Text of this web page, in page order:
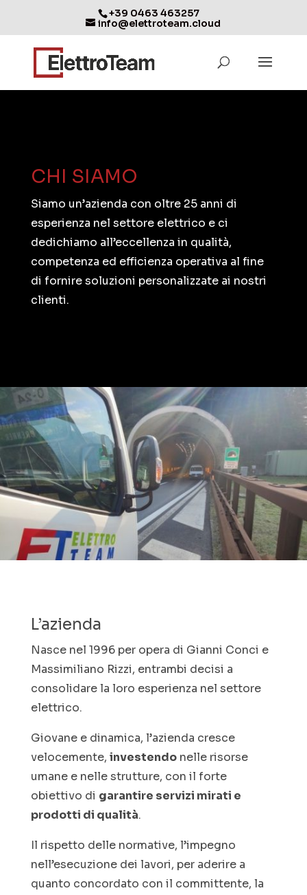
+39 0463 463257
info@elettroteam.cloud
CHI SIAMO
Siamo un’azienda con oltre 25 anni di
esperienza nel settore elettrico e ci
dedichiamo all’eccellenza in qualità,
competenza ed efficienza operativa al fine
di fornire soluzioni personalizzate ai nostri
clienti.
L’azienda
Nasce nel 1996 per opera di Gianni Conci e
Massimiliano Rizzi, entrambi decisi a
consolidare la loro esperienza nel settore
elettrico.
Giovane e dinamica, l’azienda cresce
velocemente, investendonelle risorse
umane e nelle strutture, con il forte
obiettivo di garantire servizi mirati e
prodotti di qualità.
Il rispetto delle normative, l’impegno
nell’esecuzione dei lavori, per aderire a
quanto concordato con il committente, la